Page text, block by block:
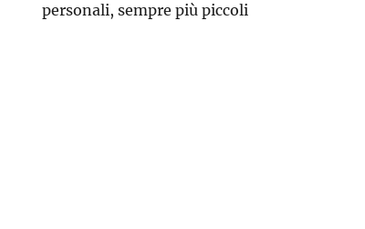
personali, sempre più piccoli